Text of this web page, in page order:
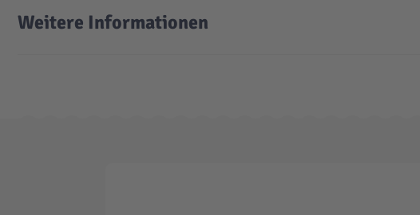
Weitere Informationen